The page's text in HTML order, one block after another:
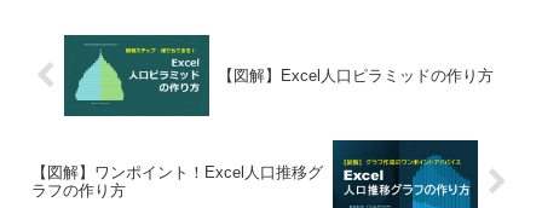
【図解】Excel人口ピラミッドの作り方
【図解】ワンポイント！Excel人口推移グ
ラフの作り方